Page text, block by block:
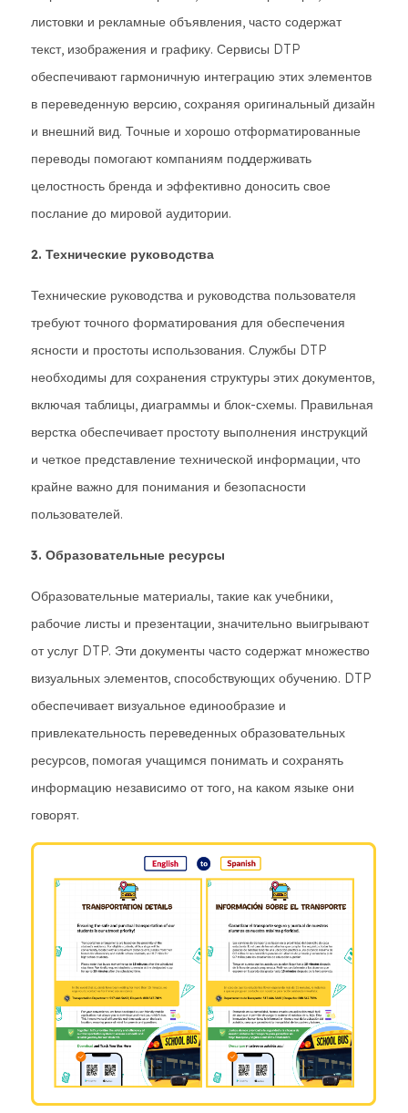
листовки и рекламные объявления, часто содержат
текст, изображения и графику. Сервисы DTP
обеспечивают гармоничную интеграцию этих элементов
в переведенную версию, сохраняя оригинальный дизайн
и внешний вид. Точные и хорошо отформатированные
переводы помогают компаниям поддерживать
целостность бренда и эффективно доносить свое
послание до мировой аудитории.
2. Технические руководства
Технические руководства и руководства пользователя
требуют точного форматирования для обеспечения
ясности и простоты использования. Службы DTP
необходимы для сохранения структуры этих документов,
включая таблицы, диаграммы и блок-схемы. Правильная
верстка обеспечивает простоту выполнения инструкций
и четкое представление технической информации, что
крайне важно для понимания и безопасности
пользователей.
3. Образовательные ресурсы
Образовательные материалы, такие как учебники,
рабочие листы и презентации, значительно выигрывают
от услуг DTP. Эти документы часто содержат множество
визуальных элементов, способствующих обучению. DTP
обеспечивает визуальное единообразие и
привлекательность переведенных образовательных
ресурсов, помогая учащимся понимать и сохранять
информацию независимо от того, на каком языке они
говорят.